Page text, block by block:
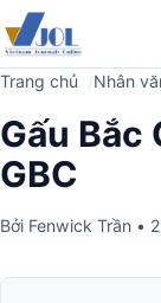
Trang chủ Nhân
Gấu Bắc
GBC
Bởi Fenwick Trần •